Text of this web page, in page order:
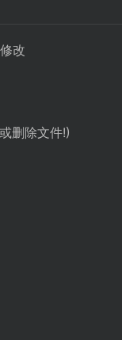
改
删除文件!)